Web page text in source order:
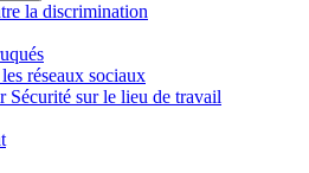
la discrimination
réseaux sociaux
Sécurité sur le lieu de travail